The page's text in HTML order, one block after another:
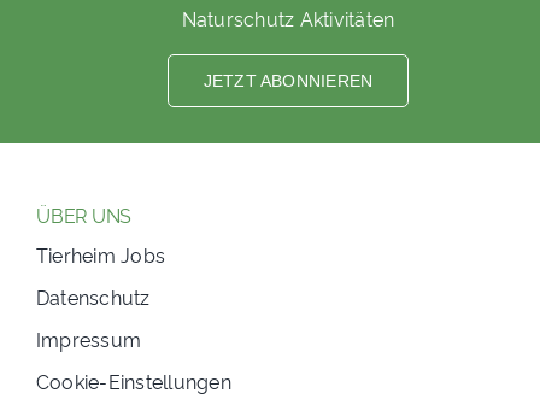
Naturschutz Aktivitäten
JETZT ABONNIEREN
ÜBER UNS
Tierheim Jobs
Datenschutz
Impressum
Cookie-Einstellungen